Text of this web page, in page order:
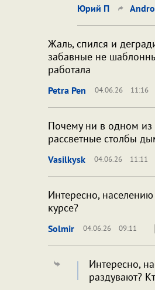
Юрий П
Жаль, спился и
забавные не
работала
Petra Pen 04.06.26 11:16
Почему ни в одном из
рассветные столбы
Vasilkysk 04.06.26 11:11
Интересно,
курсе?
Solmir 04.06.26 09:11
Интересно,
раздувают?